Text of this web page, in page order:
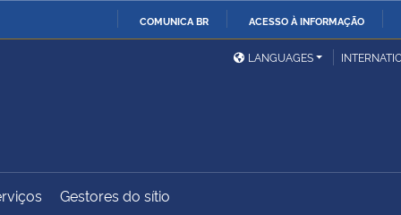
COMUNICA BR ACESSO À INFORMAÇÃO
Ministério da Defesa
Ministério das Relações
Exteriores
Ministério do
LANGUAGES
Gestores do sítio